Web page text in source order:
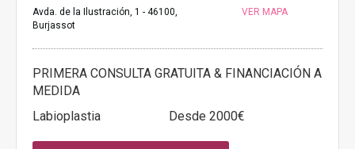
Avda. de la Ilustración, 1 - 46100,
Burjassot
VER MAPA
PRIMERA CONSULTA GRATUITA & FINANCIACIÓN A
MEDIDA
Labioplastia
Desde 2000€